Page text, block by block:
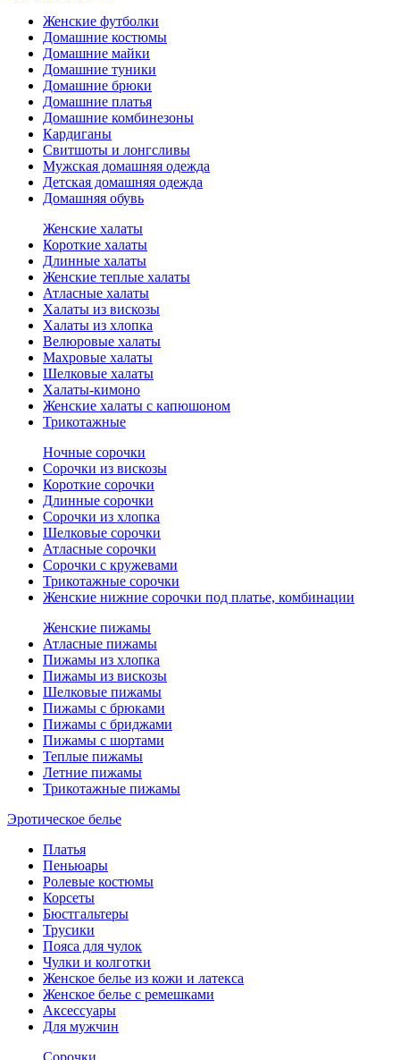
Женские футболки
Домашние костюмы
Домашние майки
Домашние туники
Домашние брюки
Домашние платья
Домашние комбинезоны
Кардиганы
Свитшоты и лонгсливы
Мужская домашняя одежда
Детская домашняя одежда
Домашняя обувь
Женские халаты
Короткие халаты
Длинные халаты
Женские теплые халаты
Атласные халаты
Халаты из вискозы
Халаты из хлопка
Велюровые халаты
Махровые халаты
Шелковые халаты
Халаты-кимоно
Женские халаты с капюшоном
Трикотажные
Ночные сорочки
Сорочки из вискозы
Короткие сорочки
Длинные сорочки
Сорочки из хлопка
Шелковые сорочки
Атласные сорочки
Сорочки с кружевами
Трикотажные сорочки
Женские нижние сорочки под платье, комбинации
Женские пижамы
Атласные пижамы
Пижамы из хлопка
Пижамы из вискозы
Шелковые пижамы
Пижамы с брюками
Пижамы с бриджами
Пижамы с шортами
Теплые пижамы
Летние пижамы
Трикотажные пижамы
Эротическое белье
Платья
Пеньюары
Ролевые костюмы
Корсеты
Бюстгальтеры
Трусики
Пояса для чулок
Чулки и колготки
Женское белье из кожи и латекса
Женское белье с ремешками
Аксессуары
Для мужчин
Сорочки